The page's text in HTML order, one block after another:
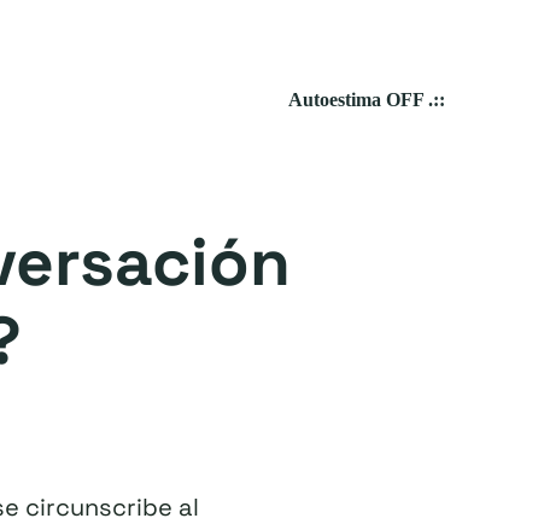
Autoestima OFF .::
circunscribe al